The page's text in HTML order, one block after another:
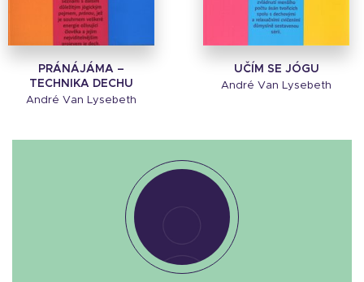
PRÁNÁJÁMA –
TECHNIKA DECHU
André Van Lysebeth
UČÍM SE JÓGU
André Van Lysebeth